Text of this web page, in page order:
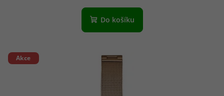
Do košíku
Akce